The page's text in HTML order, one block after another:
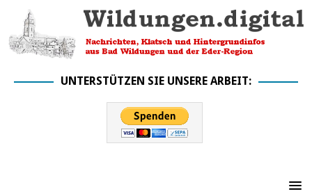
UNTERSTÜTZEN SIE UNSERE ARBEIT: